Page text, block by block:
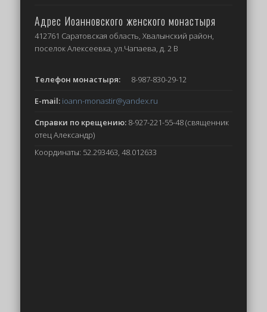
Адрес Иоанновского женского монастыря
412761 Саратовская область, Хвалынский район,
поселок Алексеевка, ул.Чапаева, д. 2 В
Телефон монастыря:
8-987-830-29-12
E-mail: ioann-monastir@yandex.ru
Справки по крещению: 8-927-221-55-48 (священник
отец Александр)
Координаты: 52.293463, 48.012633